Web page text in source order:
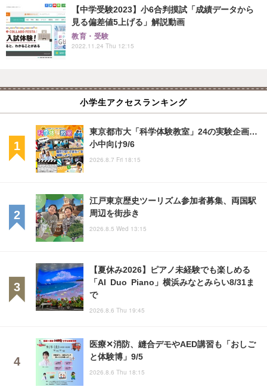
【中学受験2023】小6合判摸試「成績データから
見る偏差値5上げる」解説動画
教育・受験
2022.11.24 Thu 12:15
小学生アクセスランキング
東京都市大「科学体験教室」24の実験企画…
小中向け9/6
2026.8.7 Fri 18:15
江戸東京歴史ツーリズム参加者募集、両国駅
周辺を街歩き
2026.8.5 Wed 13:15
【夏休み2026】ピアノ未経験でも楽しめる
「AI Duo Piano」横浜みなとみらい8/31ま
で
2026.8.6 Thu 19:45
医療✕消防、縫合デモやAED講習も「おしご
と体験博」9/5
2026.8.6 Thu 18:15